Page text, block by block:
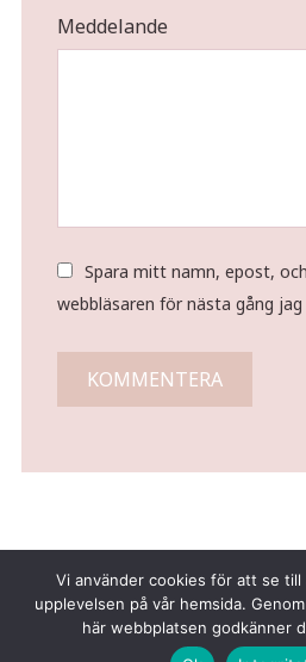
Meddelande
Spara mitt namn, epost,
webbläsaren för nästa gång
Copyright © 2026
Vi använder cookies för att se
upplevelsen på vår hemsida.
här webbplatsen godkänner